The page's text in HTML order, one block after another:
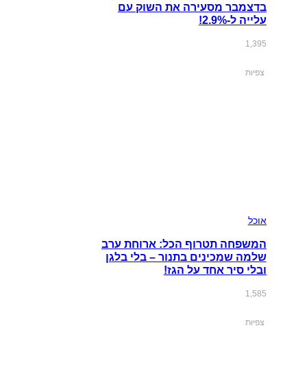
בדצמבר מסעירה את השוק עם
עלייה ל-2.9%!
1,395
צפיות
אוכל
המשפחה תטרוף הכל: ארוחת ערב
שלמה שמכינים בתנור – בלי בלגן
ובלי סיר אחד על הגז!
1,585
צפיות